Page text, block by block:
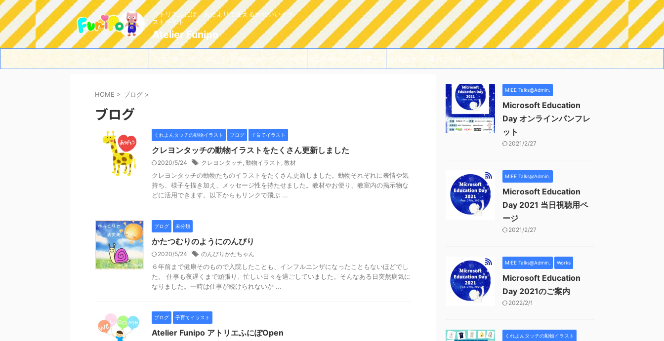
アトリエふにぽ。おたよりで使えるかわいいイラ
ストサイト
Atelier Funipo
ホーム このサイトについて プライバシーポリシー・免 過去のWorks・お仕事ご依 お問合せ・仕事のご依頼
HOME > ブログ >
ブログ
くれよんタッチの動物イラスト ブログ 子育てイラスト
クレヨンタッチの動物イラストをたくさん更新しました
2020/5/24 クレヨンタッチ, 動物イラスト , 教材
クレヨンタッチの動物たちのイラストをたくさん更新しました。動物それぞれに表情や気
持ち、様子を描き加え、メッセージ性を持たせました。教材やお便り、教室内の掲示物な
どに活用できます。以下からもリンクで飛ぶ ...
ブログ 未分類
かたつむりのようにのんびり
2020/5/24 のんびりかたちゃん
６年前まで健康そのもので入院したことも、インフルエンザになったこともないほどでし
た。 仕事も夜遅くまで頑張り、忙しい日々を過ごしていました。そんなある日突然病気に
なりました。一時は仕事が続けられないか ...
ブログ 子育てイラスト
Atelier Funipo アトリエふにぽOpen
MIEE Talks@Admin.
Microsoft Education
Day オンラインパンフレ
ット
2021/2/27
MIEE Talks@Admin.
Microsoft Education
Day 2021 当日視聴用ペ
ージ
2021/2/27
MIEE Talks@Admin. Works
Microsoft Education
Day 2021のご案内
2022/2/1
くれよんタッチの動物イラスト